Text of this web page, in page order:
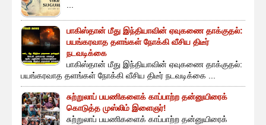
பாகிஸ்தான் மீது இந்தியாவின் ஏவுகணை தாக்குதல்:
பயங்கரவாத தளங்கள் நோக்கி வீசிய திடீர்
நடவடிக்கை
பாகிஸ்தான் மீது இந்தியாவின் ஏவுகணை தாக்குதல்:
பயங்கரவாத தளங்கள் நோக்கி வீசிய திடீர் நடவடிக்கை ...
சுற்றுலாப் பயணிகளைக் காப்பாற்ற தன்னுயிரைக்
கொடுத்த முஸ்லிம் இளைஞர்!
சுற்றுலாப் பயணிகளைக் காப்பாற்ற தன்னுயிரைக்